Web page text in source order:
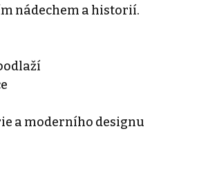
nádechem a historií.
a moderního designu